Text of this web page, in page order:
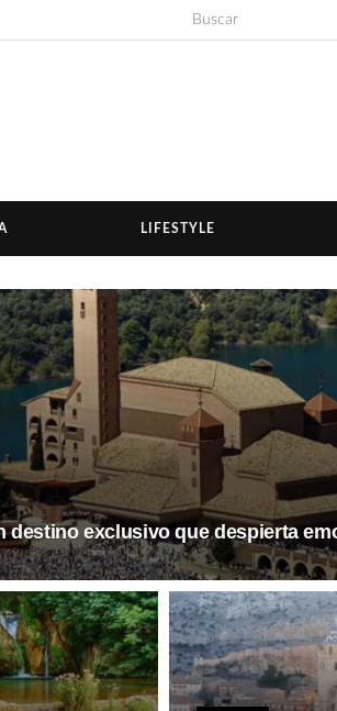
LIFESTYLE
destino exclusivo que despierta